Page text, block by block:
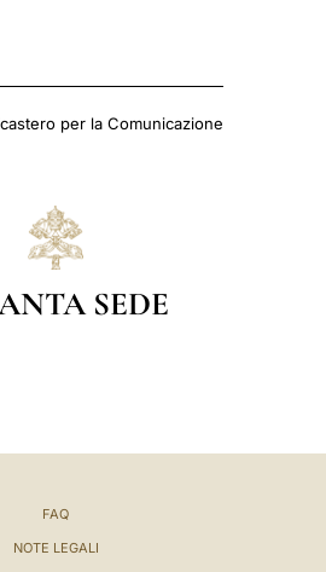
per la Comunicazione
SEDE
FAQ
NOTE LEGALI